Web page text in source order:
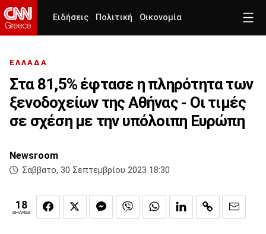
Ειδήσεις Πολιτική Οικονομία
ΕΛΛΑΔΑ
Στα 81,5% έφτασε η πληρότητα των
ξενοδοχείων της Αθήνας - Οι τιμές
σε σχέση με την υπόλοιπη Ευρώπη
Newsroom
Σάββατο, 30 Σεπτεμβρίου 2023 18:30
18
SHARES